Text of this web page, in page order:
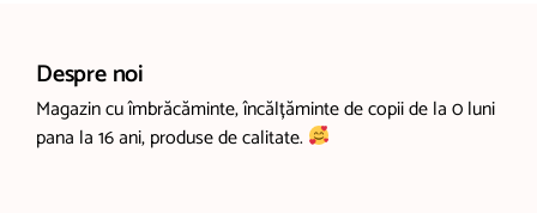
Despre noi
Magazin cu îmbrăcăminte, încălțăminte de copii de la 0 luni
pana la 16 ani, produse de calitate.